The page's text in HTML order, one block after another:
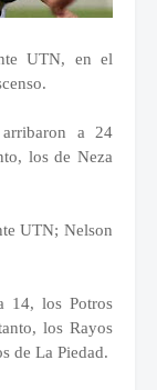
UTN, en el
a 24
los de Neza
UTN; Nelson
14, los Potros
los Rayos
de La Piedad.